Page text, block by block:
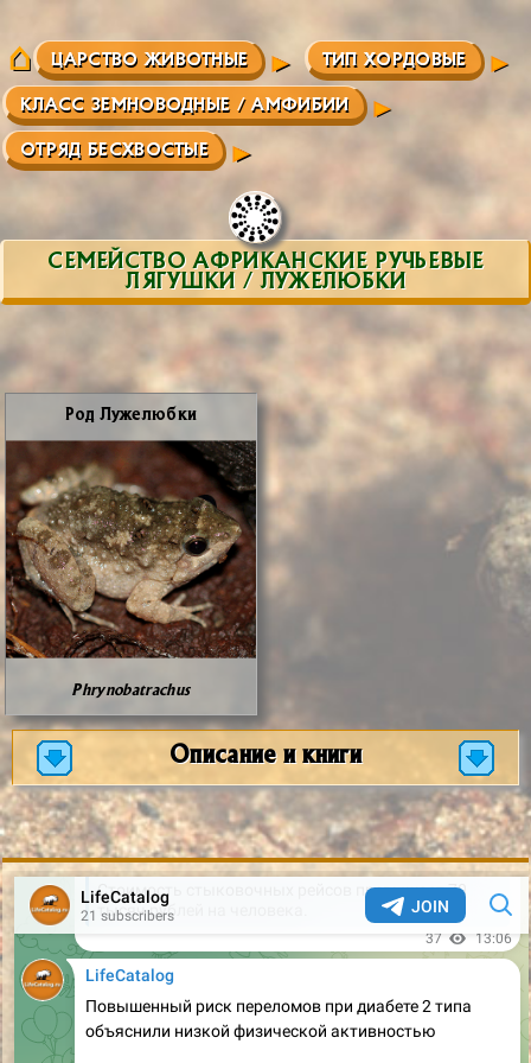
ЦАРСТВО ЖИВОТНЫЕ ТИП ХОРДОВЫЕ
КЛАСС ЗЕМНОВОДНЫЕ / АМФИБИИ
ОТРЯД БЕСХВОСТЫЕ
СЕМЕЙСТВО АФРИКАНСКИЕ РУЧЬЕВЫЕ
ЛЯГУШКИ / ЛУЖЕЛЮБКИ
Род Лу­же­люб­ки
Phrynobatrachus
Описание и книги